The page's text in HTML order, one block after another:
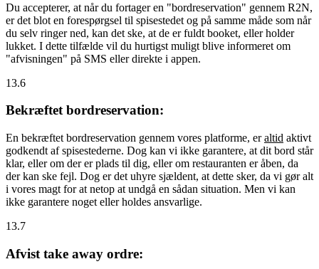
Du accepterer, at når du fortager en "bordreservation" gennem R2N,
er det blot en forespørgsel til spisestedet og på samme måde som når
du selv ringer ned, kan det ske, at de er fuldt booket, eller holder
lukket. I dette tilfælde vil du hurtigst muligt blive informeret om
"afvisningen" på SMS eller direkte i appen.
13.6
Bekræftet bordreservation:
En bekræftet bordreservation gennem vores platforme, eraltid aktivt
godkendt af spisestederne. Dog kan vi ikke garantere, at dit bord står
klar, eller om der er plads til dig, eller om restauranten er åben, da
der kan ske fejl. Dog er det uhyre sjældent, at dette sker, da vi gør alt
i vores magt for at netop at undgå en sådan situation. Men vi kan
ikke garantere noget eller holdes ansvarlige.
13.7
Afvist take away ordre: